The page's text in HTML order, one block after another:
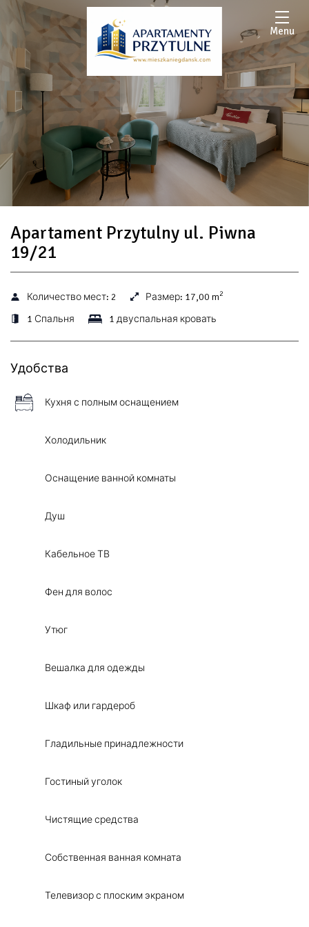
Menu
Apartament Przytulny ul. Piwna
19/21
Количество мест: 2 Размер: 17,00 m2
1 Спальня 1 двуспальная кровать
Удобства
Кухня с полным оснащением
Холодильник
Оснащение ванной комнаты
Душ
Кабельное ТВ
Фен для волос
Утюг
Вешалка для одежды
Шкаф или гардероб
Гладильные принадлежности
Гостиный уголок
Чистящие средства
Собственная ванная комната
Телевизор с плоским экраном